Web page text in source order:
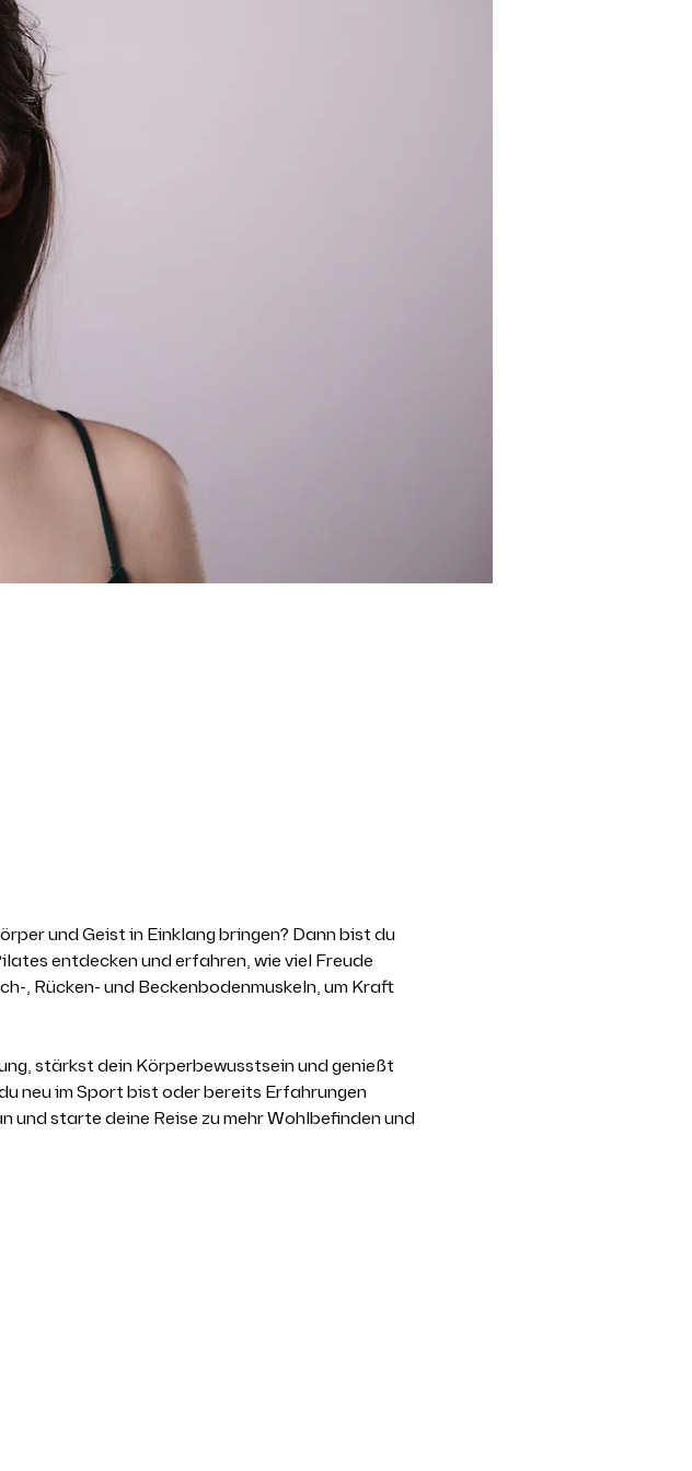
und Geist in Einklang bringen? Dann bist du
entdecken und erfahren, wie viel Freude
, Rücken- und Beckenbodenmuskeln, um Kraft
stärkst dein Körperbewusstsein und genießt
neu im Sport bist oder bereits Erfahrungen
und starte deine Reise zu mehr Wohlbefinden und